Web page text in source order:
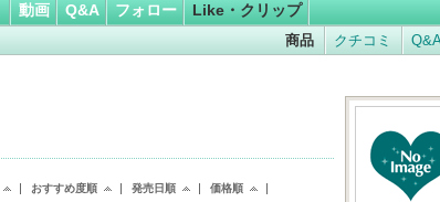
動画 Q&A フォロー Like・クリップ
商品 クチコミ
おすすめ度順 発売日順 価格順